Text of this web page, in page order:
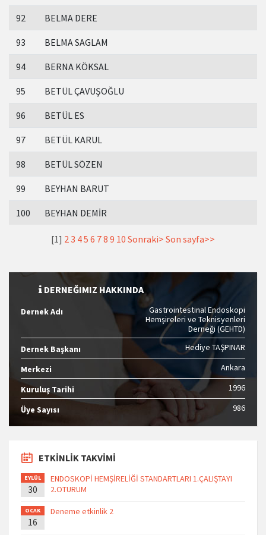
92 BELMA DERE
93 BELMA SAGLAM
94 BERNA KÖKSAL
95 BETÜL ÇAVUŞOĞLU
96 BETÜL ES
97 BETÜL KARUL
98 BETÜL SÖZEN
99 BEYHAN BARUT
100 BEYHAN DEMİR
[1] 2 3 45 6 78 9 10 Sonraki> Son sayfa>>
DERNEĞIMIZ HAKKINDA
Dernek Adı
Gastrointestinal Endoskopi
Hemşireleri ve Teknisyenleri
Derneği (GEHTD)
Dernek Başkanı
Hediye TAŞPINAR
Merkezi Ankara
Kuruluş Tarihi 1996
Üye Sayısı 986
ETKİNLİK TAKVİMİ
EYLÜL
30
ENDOSKOPİ HEMŞİRELİĞİ STANDARTLARI 1.ÇALIŞTAYI
2.OTURUM
OCAK
16
Deneme etkinlik 2